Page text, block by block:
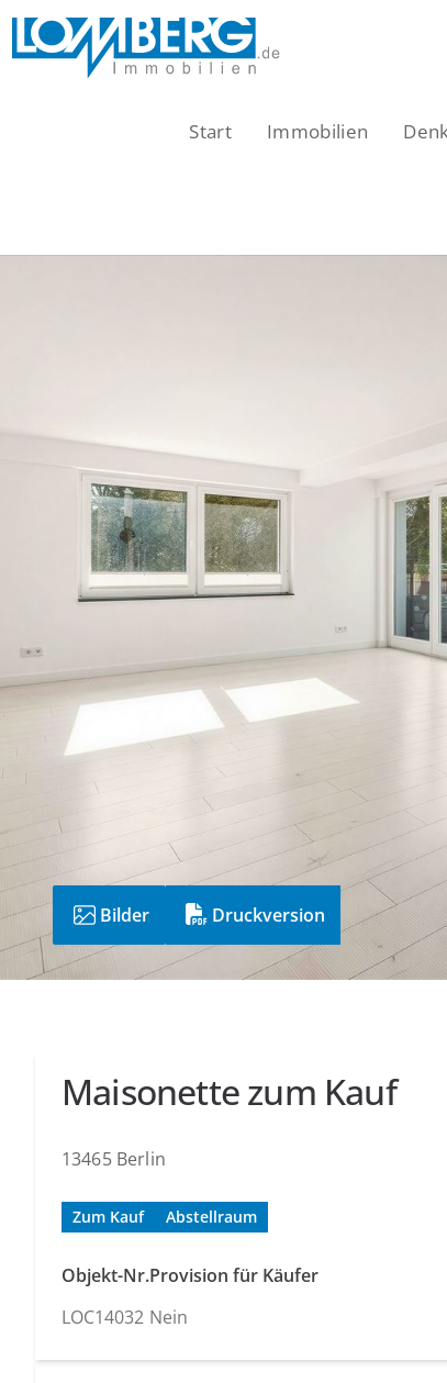
Zum
Inhalt
Start Immobilien
Bilder Druckversion
Maisonette zum Kauf
13465 Berlin
Zum Kauf Abstellraum
Objekt-Nr.
LOC14032
Provision für Käufer
Nein